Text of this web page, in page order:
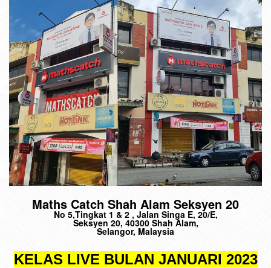
Maths Catch Shah Alam Seksyen 20
No 5,Tingkat 1 & 2 , Jalan Singa E, 20/E,
Seksyen 20, 40300 Shah Alam,
Selangor, Malaysia
KELAS LIVE BULAN JANUARI 2023